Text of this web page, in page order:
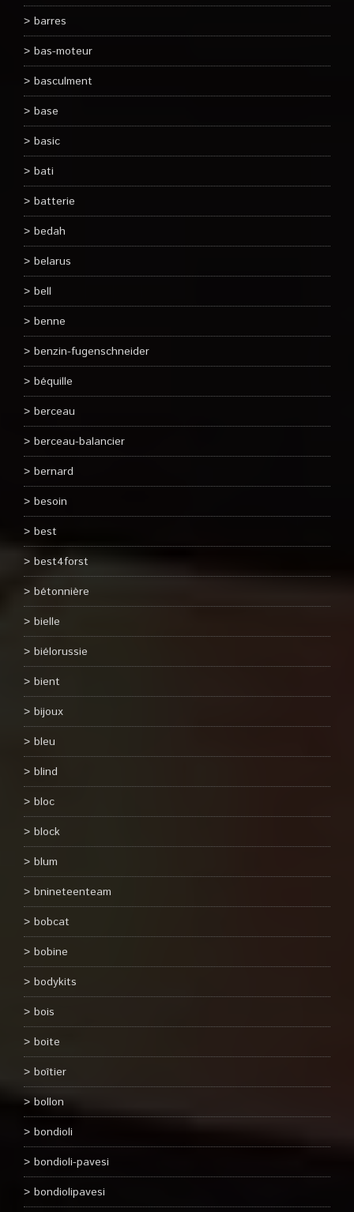
barres
bas-moteur
basculment
base
basic
bati
batterie
bedah
belarus
bell
benne
benzin-fugenschneider
béquille
berceau
berceau-balancier
bernard
besoin
best
best4forst
bétonnière
bielle
biélorussie
bient
bijoux
bleu
blind
bloc
block
blum
bnineteenteam
bobcat
bobine
bodykits
bois
boite
boîtier
bollon
bondioli
bondioli-pavesi
bondiolipavesi